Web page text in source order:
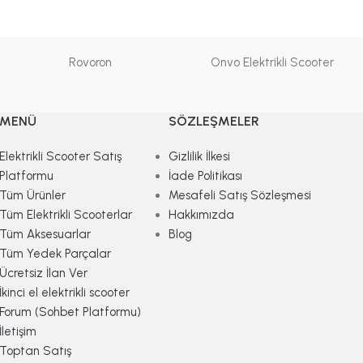
Rovoron Onvo Elektrikli Scooter
MENÜ
Elektrikli Scooter Satış
Platformu
Tüm Ürünler
Tüm Elektrikli Scooterlar
Tüm Aksesuarlar
Tüm Yedek Parçalar
Ücretsiz İlan Ver
İkinci el elektrikli scooter
Forum (Sohbet Platformu)
İletişim
Toptan Satış
SÖZLEŞMELER
Gizlilik İlkesi
İade Politikası
Mesafeli Satış Sözleşmesi
Hakkımızda
Blog